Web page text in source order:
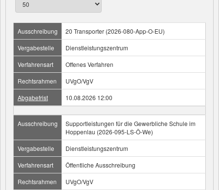
Ausschreibung
20 Transporter (2026-080-App-O-EU)
Vergabestelle
Dienstleistungszentrum
Verfahrensart
Offenes Verfahren
Rechtsrahmen
UVgO/VgV
Abgabefrist
10.08.2026 12:00
Ausschreibung
Supportleistungen für die Gewerbliche Schule im
Hoppenlau (2026-095-LS-Ö-We)
Vergabestelle
Dienstleistungszentrum
Verfahrensart
Öffentliche Ausschreibung
Rechtsrahmen
UVgO/VgV